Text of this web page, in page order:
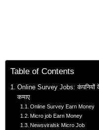
Table of Contents
Online Survey Jobs: कंपनियों
कमाए
Online Survey Earn Money
Micro job Earn Money
Newsviralsk Micro Job